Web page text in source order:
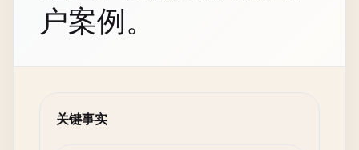
户案例。
关键事实